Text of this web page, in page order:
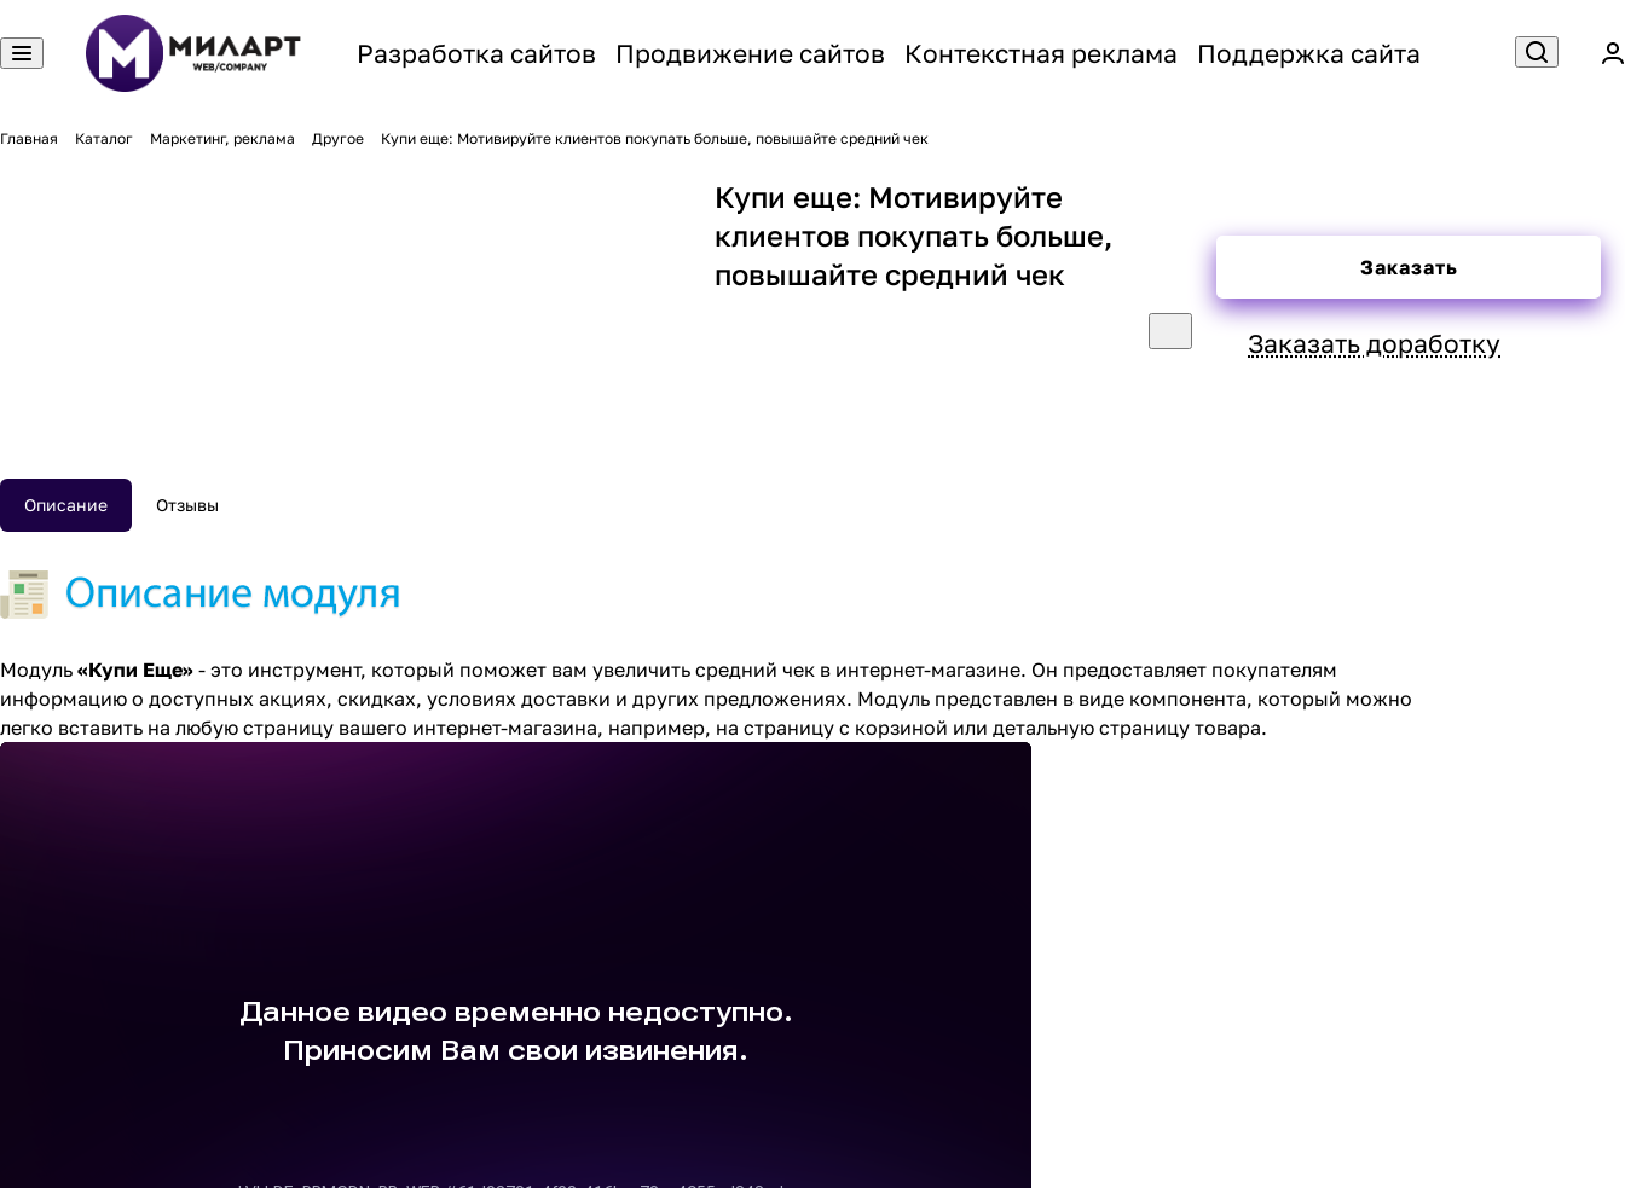
Разработка сайтов Продвижение сайтов Контекстная реклама Поддержка сайта
Главная Каталог Маркетинг, реклама Другое Купи еще: Мотивируйте клиентов покупать больше, повышайте средний чек
Купи еще: Мотивируйте
клиентов покупать больше,
повышайте средний чек
Заказать
Заказать доработку
Описание Отзывы
Модуль «Купи Еще» - это инструмент, который поможет вам увеличить средний чек в интернет-магазине. Он предоставляет покупателям
информацию о доступных акциях, скидках, условиях доставки и других предложениях. Модуль представлен в виде компонента, который можно
легко вставить на любую страницу вашего интернет-магазина, например, на страницу с корзиной или детальную страницу товара.